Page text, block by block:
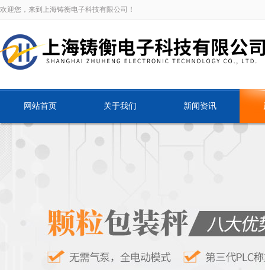
欢迎您，来到上海铸衡电子科技有限公司！
网站首页 关于我们 新闻资讯